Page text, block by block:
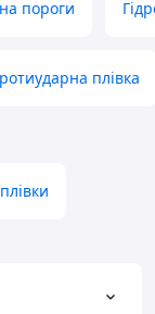
пороги
плівка